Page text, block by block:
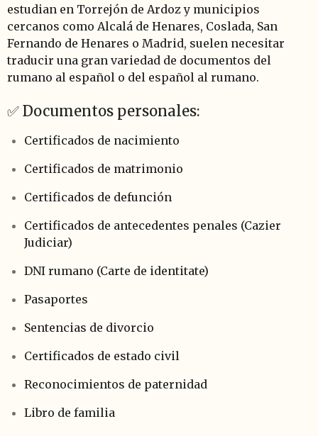
estudian en Torrejón de Ardoz y municipios
cercanos como Alcalá de Henares, Coslada, San
Fernando de Henares o Madrid, suelen necesitar
traducir una gran variedad de documentos del
rumano al español o del español al rumano.
✅ Documentos personales:
Certificados de nacimiento
Certificados de matrimonio
Certificados de defunción
Certificados de antecedentes penales (Cazier
Judiciar)
DNI rumano (Carte de identitate)
Pasaportes
Sentencias de divorcio
Certificados de estado civil
Reconocimientos de paternidad
Libro de familia